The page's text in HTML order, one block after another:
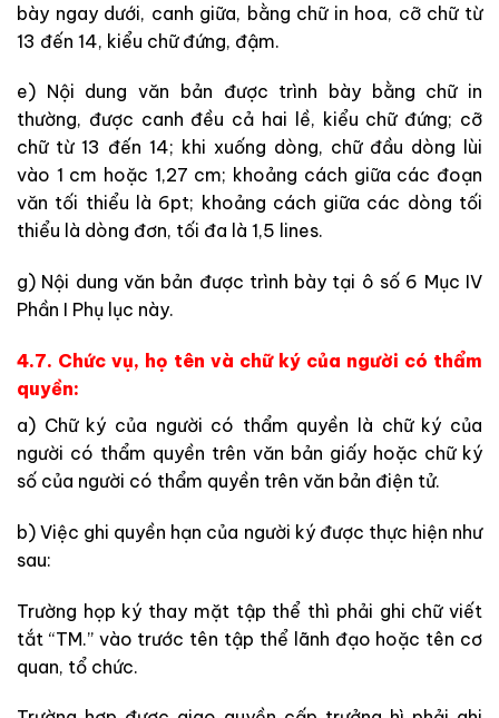
bày ngay dưới, canh giữa, bằng chữ in hoa, cỡ chữ từ
13 đến 14, kiểu chữ đứng, đậm.
e) Nội dung văn bản được trình bày bằng chữ in
thường, được canh đều cả hai lề, kiểu chữ đứng; cỡ
chữ từ 13 đến 14; khi xuống dòng, chữ đầu dòng lùi
vào 1 cm hoặc 1,27 cm; khoảng cách giữa các đoạn
văn tối thiểu là 6pt; khoảng cách giữa các dòng tối
thiểu là dòng đơn, tối đa là 1,5 lines.
g) Nội dung văn bản được trình bày tại ô số 6 Mục IV
Phần I Phụ lục này.
4.7. Chức vụ, họ tên và chữ ký của người có thẩm
quyền:
a) Chữ ký của người có thẩm quyền là chữ ký của
người có thẩm quyền trên văn bản giấy hoặc chữ ký
số của người có thẩm quyền trên văn bản điện tử.
b) Việc ghi quyền hạn của người ký được thực hiện như
sau:
Trường họp ký thay mặt tập thể thì phải ghi chữ viết
tắt “TM.” vào trước tên tập thể lãnh đạo hoặc tên cơ
quan, tổ chức.